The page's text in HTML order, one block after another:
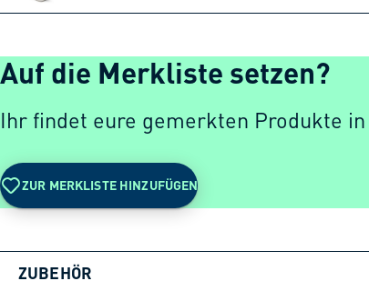
Auf die Merkliste setzen?
Ihr findet eure gemerkten Produkte
ZUR MERKLISTE HINZUFÜGEN
ZUBEHÖR